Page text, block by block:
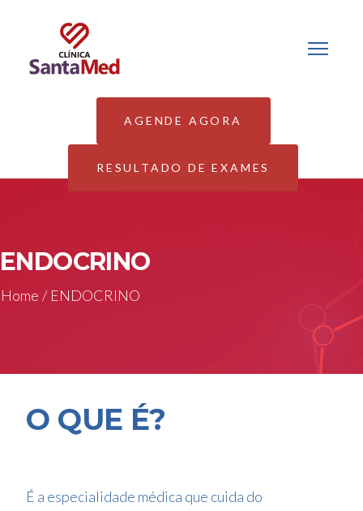
AGENDE AGORA
RESULTADO DE EXAMES
ENDOCRINO
Home / ENDOCRINO
O QUE É?
É a especialidade médica que cuida do